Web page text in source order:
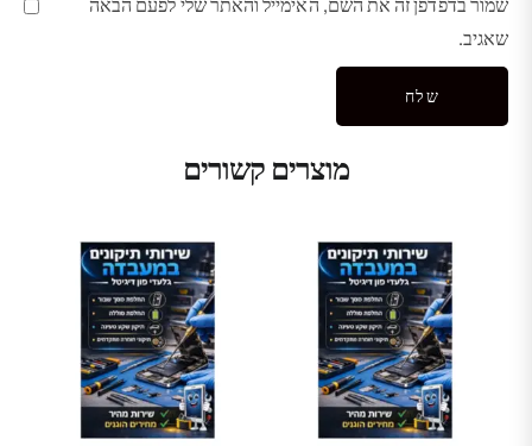
שאגיב.
מוצרים קשורים